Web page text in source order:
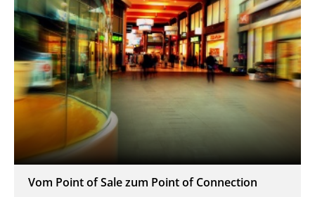
Vom Point of Sale zum Point of Connection